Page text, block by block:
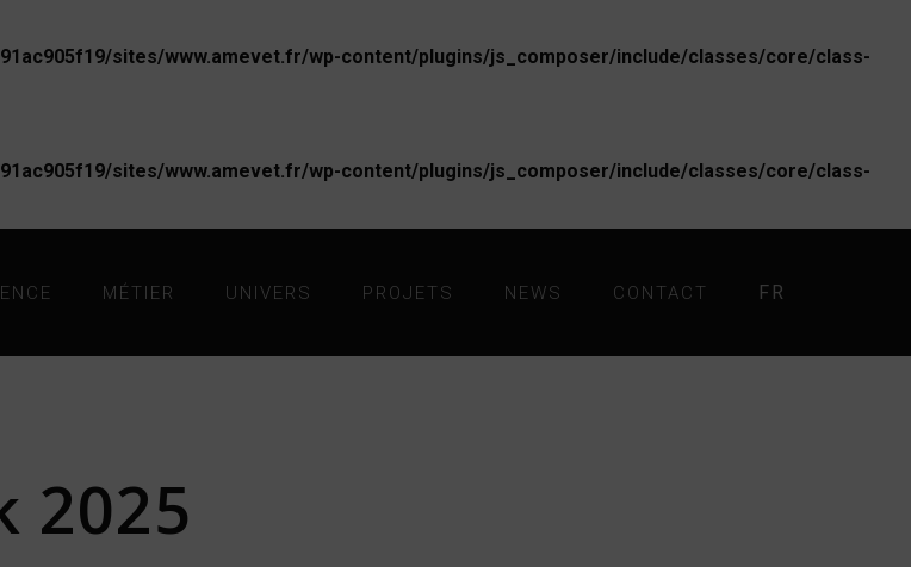
sites/www.amevet.fr/wp-content/plugins/js_composer/include/classes/core/class-
sites/www.amevet.fr/wp-content/plugins/js_composer/include/classes/core/class-
MÉTIER UNIVERS PROJETS NEWS CONTACT FR
2025